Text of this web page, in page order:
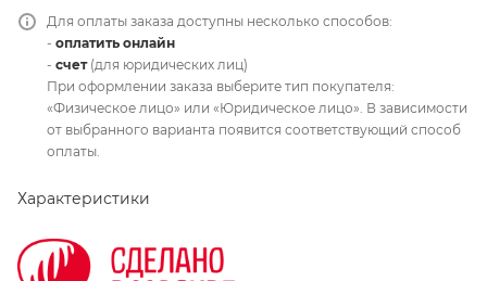
Для оплаты заказа доступны несколько способов:
- оплатить онлайн
- счет(для юридических лиц)
При оформлении заказа выберите тип покупателя:
«Физическое лицо» или «Юридическое лицо». В зависимости
от выбранного варианта появится соответствующий способ
оплаты.
Характеристики